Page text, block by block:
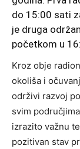
do 15:00 sati
je druga
početkom u
Kroz obje
okoliša i
održivi razvoj
svim
izrazito važnu
pozitivan stav